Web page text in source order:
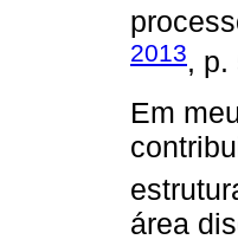
2013, p.
Em
área